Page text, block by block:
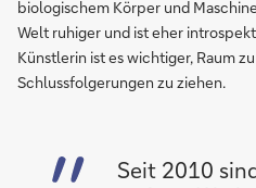
biologischem Körper und
Welt ruhiger und ist eher
Künstlerin ist es wichtiger, Raum
Schlussfolgerungen zu ziehen.
Seit 2010